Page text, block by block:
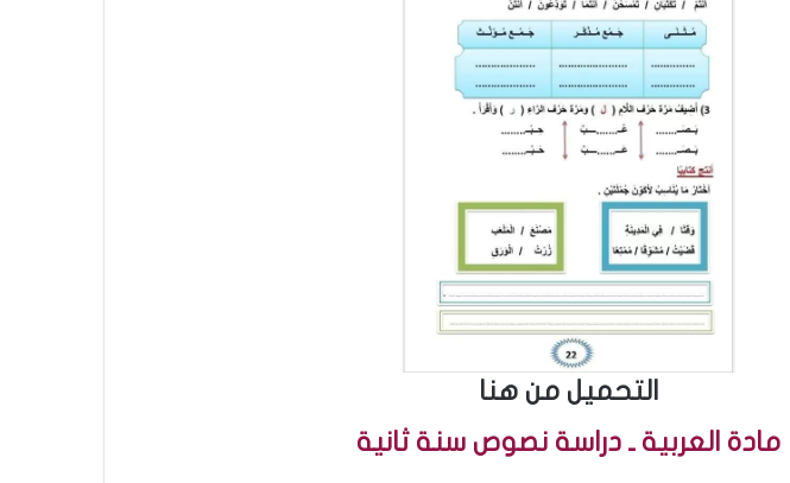
التحميل من هنا
مادة العربية ـ دراسة نصوص سنة ثانية